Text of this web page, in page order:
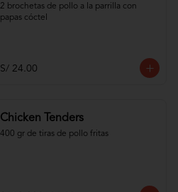
2 brochetas de pollo a la parrilla con
papas cóctel
S/ 24.00
Chicken Tenders
400 gr de tiras de pollo fritas